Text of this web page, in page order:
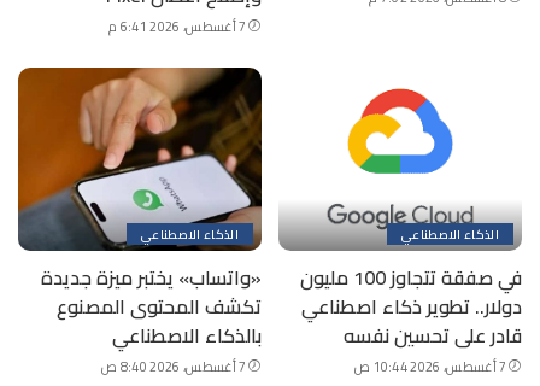
7 أغسطس، 2026 6:41 م
الذكاء الاصطناعي
في صفقة تتجاوز 100 مليون
دولار.. تطوير ذكاء اصطناعي
قادر على تحسين نفسه
7 أغسطس، 2026 10:44 ص
الذكاء الاصطناعي
«واتساب» يختبر ميزة جديدة
تكشف المحتوى المصنوع
بالذكاء الاصطناعي
7 أغسطس، 2026 8:40 ص